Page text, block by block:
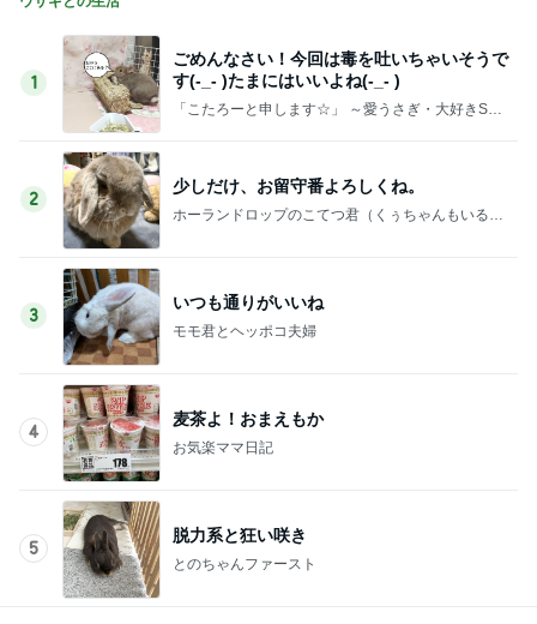
1
ごめんなさい！今回は毒を吐いちゃいそうで
す(-_- )たまにはいいよね(-_- )
「こたろーと申します☆」 ～愛うさぎ・大好きSn
2
少しだけ、お留守番よろしくね。
ホーランドロップのこてつ君（くぅちゃんもいる
3
いつも通りがいいね
モモ君とヘッポコ夫婦
4
麦茶よ！おまえもか
お気楽ママ日記
5
脱力系と狂い咲き
とのちゃんファースト